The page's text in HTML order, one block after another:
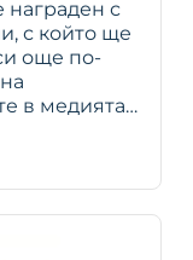
награден с
с който ще
още по-
в медията…